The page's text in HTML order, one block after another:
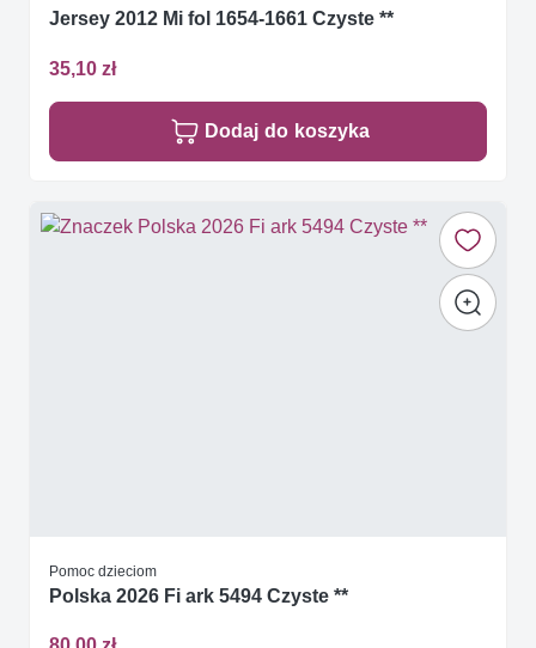
Jersey 2012 Mi fol 1654-1661 Czyste **
35,10 zł
Dodaj do koszyka
Pomoc dzieciom
Polska 2026 Fi ark 5494 Czyste **